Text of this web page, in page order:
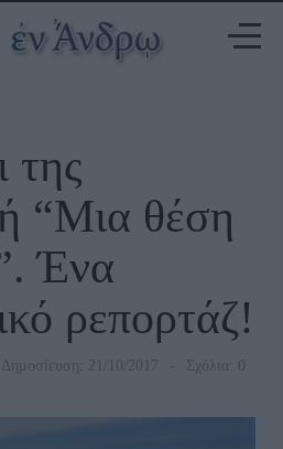
της
“Μια θέση
Ένα
ρεπορτάζ!
Δημοσίευση: 21/10/2017 Σχόλια: 0